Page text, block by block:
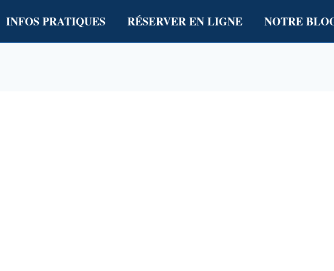
INFOS PRATIQUES RÉSERVER EN LIGNE NOTRE